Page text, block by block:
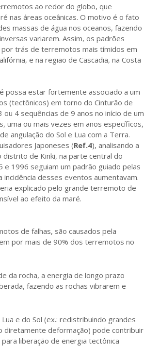
ao redor do globo, que
nas áreas oceânicas. O motivo é o fato
massas de água nos oceanos, fazendo
variarem. Assim, os padrões
trás de terremotos mais tímidos em
e na região de Cascadia, na Costa
estar fortemente associado a um
(tectônicos) em torno do Cinturão de
ou 4 sequências de 9 anos no início de um
uma ou mais vezes em anos específicos,
angulação do Sol e Lua com a Terra.
Japoneses (Ref.4), analisando a
de Kinki, na parte central do
1996 seguiam um padrão guiado pelas
incidência desses eventos aumentavam.
explicado pelo grande terremoto de
ao efeito da maré.
de falhas, são causados pela
por mais de 90% dos terremotos no
da rocha, a energia de longo prazo
fazendo as rochas vibrarem e
e do Sol (ex.: redistribuindo grandes
diretamente deformação) pode contribuir
liberação de energia tectônica